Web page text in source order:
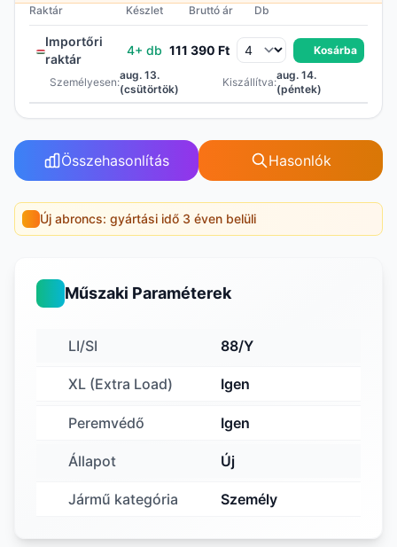
Raktár Készlet Bruttó ár Db
Importőri
raktár
4+ db 111 390 Ft Kosárba
Személyesen:
aug. 13.
(csütörtök)
Kiszállítva:
aug. 14.
(péntek)
Összehasonlítás Hasonlók
Új abroncs: gyártási idő 3 éven belüli
Műszaki Paraméterek
LI/SI 88/Y
XL (Extra Load) Igen
Peremvédő Igen
Állapot Új
Jármű kategória Személy